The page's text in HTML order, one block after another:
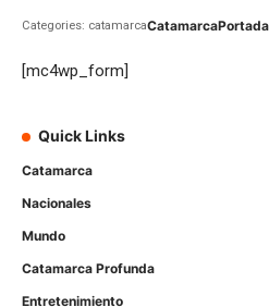
Categories: catamarcaCatamarca
[mc4wp_form]
Quick Links
Catamarca
Nacionales
Mundo
Catamarca Profunda
Entretenimiento